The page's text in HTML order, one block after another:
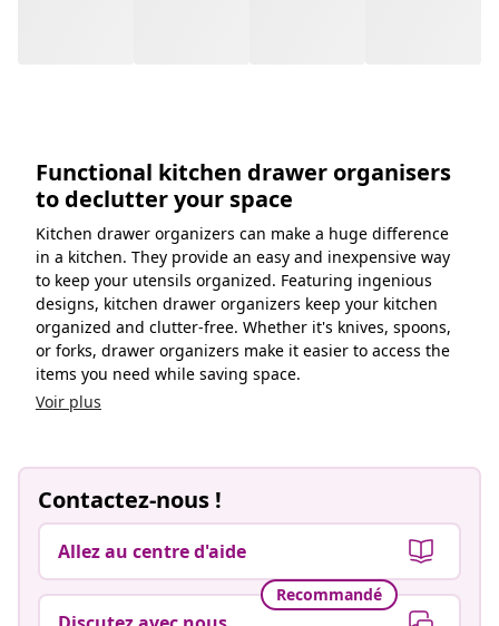
Functional kitchen drawer organisers
to declutter your space
Kitchen drawer organizers can make a huge difference
in a kitchen. They provide an easy and inexpensive way
to keep your utensils organized. Featuring ingenious
designs, kitchen drawer organizers keep your kitchen
organized and clutter-free. Whether it's knives, spoons,
or forks, drawer organizers make it easier to access the
items you need while saving space.
Voir plus
Contactez-nous !
Allez au centre d'aide
Recommandé